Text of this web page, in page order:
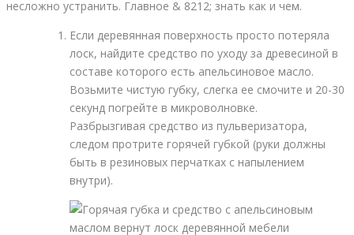
несложно устранить. Главное & 8212; знать как и чем.
Если деревянная поверхность просто потеряла
лоск, найдите средство по уходу за древесиной в
составе которого есть апельсиновое масло.
Возьмите чистую губку, слегка ее смочите и 20-30
секунд погрейте в микроволновке.
Разбрызгивая средство из пульверизатора,
следом протрите горячей губкой (руки должны
быть в резиновых перчатках с напылением
внутри).